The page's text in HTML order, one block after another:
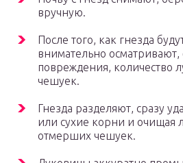
вручную.
После того, как гнезда
внимательно осматривают,
повреждения, количество
чешуек.
Гнезда разделяют, сразу
или сухие корни и очищая
отмерших чешуек.